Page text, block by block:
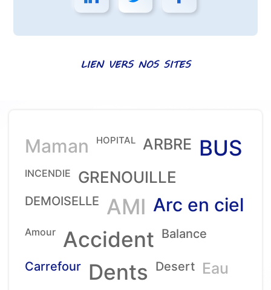
LIEN VERS NOS SITES
Maman HOPITAL ARBRE BUS
INCENDIE GRENOUILLE
DEMOISELLE AMI Arc en ciel
Amour Accident Balance
Carrefour Dents Desert Eau